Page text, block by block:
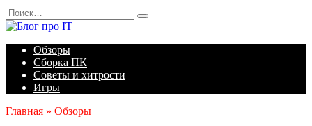
Перейти
к
содержанию
Search
for:
Обзоры
Сборка ПК
Советы и хитрости
Игры
Главная » Обзоры